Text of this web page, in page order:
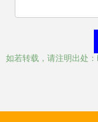
如若转载，请注明出处